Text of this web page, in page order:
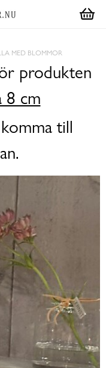
MED BLOMMOR
produkten
8 cm
till